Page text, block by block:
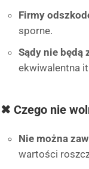
Firmy
sporne.
Sądy nie będą
ekwiwalentna
✖ Czego nie
Nie można
wartości